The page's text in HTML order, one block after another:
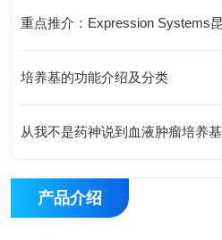
培养基的功能介绍及分类
从我不是药神说到血液肿瘤培养基
产品介绍